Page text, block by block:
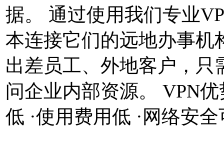
据。 通过使用我们专业
本连接它们的远地办事机
出差员工、外地客户，只
问企业内部资源。
VPN优
低 ·使用费用低 · 网络安